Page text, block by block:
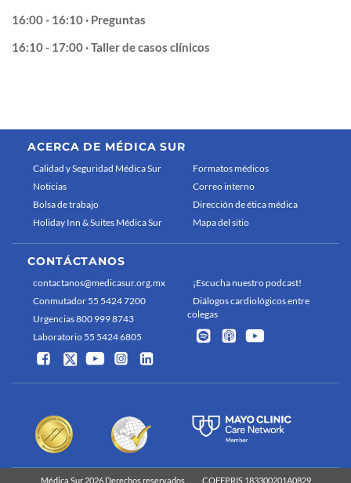
16:00 - 16:10 · Preguntas
16:10 - 17:00 · Taller de casos clínicos
ACERCA DE MÉDICA SUR
Calidad y Seguridad Médica Sur
Noticias
Bolsa de trabajo
Holiday Inn & Suites Médica Sur
Formatos médicos
Correo interno
Dirección de ética médica
Mapa del sitio
CONTÁCTANOS
contactanos@medicasur.org.mx
Conmutador 55 5424 7200
Urgencias 800 999 8743
Laboratorio 55 5424 6805
¡Escucha nuestro podcast!
Diálogos cardiológicos entre
colegas
Médica Sur 2026 Derechos reservados COFEPRIS 183300201A0829